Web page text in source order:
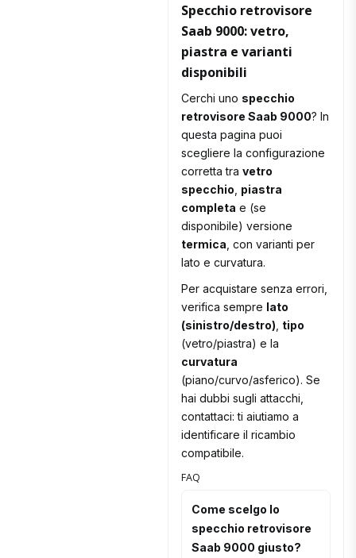
Specchio retrovisore
Saab 9000: vetro,
piastra e varianti
disponibili
Cerchi uno specchio
retrovisore Saab 9000? In
questa pagina puoi
scegliere la configurazione
corretta travetro
specchio piastra
completa e (se
disponibile) versione
termica , con varianti per
lato e curvatura.
Per acquistare senza errori,
verifica sempre lato
(sinistro/destro) tipo
(vetro/piastra) e la
curvatura
(piano/curvo/asferico). Se
hai dubbi sugli attacchi,
contattaci: ti aiutiamo a
identificare il ricambio
compatibile.
FAQ
Come scelgo lo
specchio retrovisore
Saab 9000 giusto?